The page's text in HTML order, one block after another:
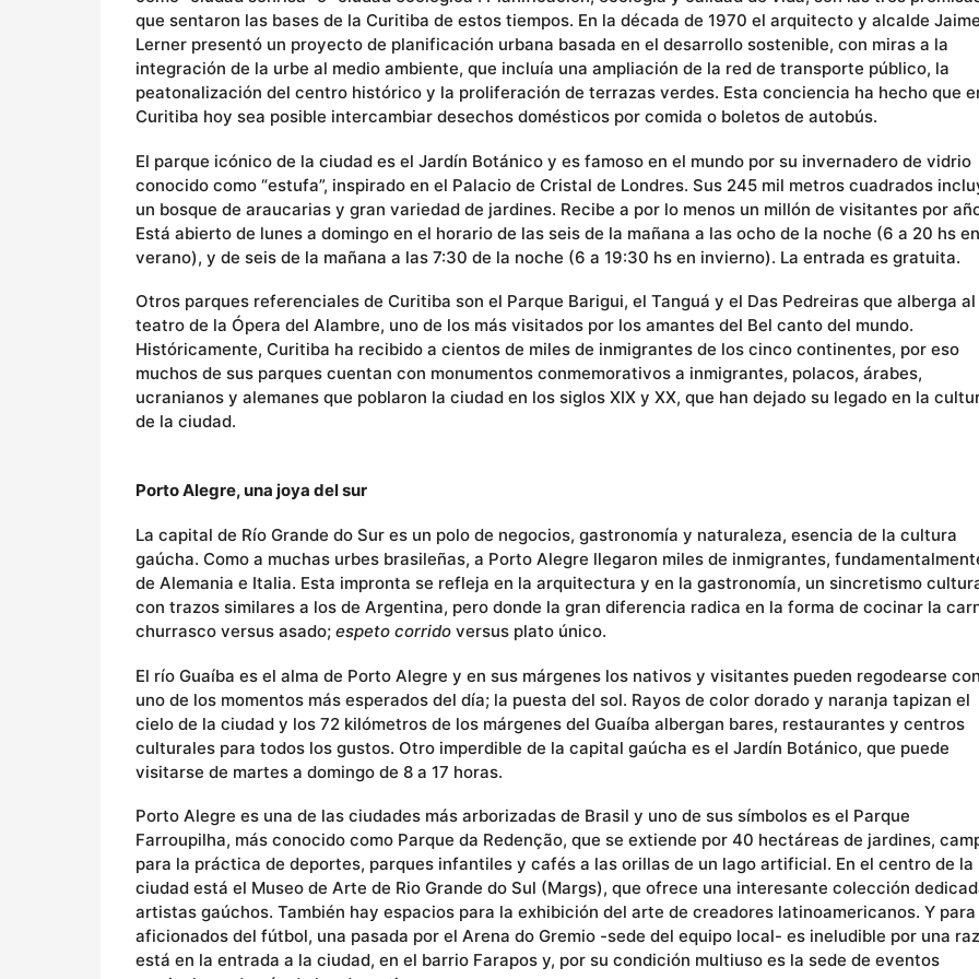
que sentaron las bases de la Curitiba de estos tiempos. En la década de 1970 el arquitecto y alcalde Jaime
Lerner presentó un proyecto de planificación urbana basada en el desarrollo sostenible, con miras a la
integración de la urbe al medio ambiente, que incluía una ampliación de la red de transporte público, la
peatonalización del centro histórico y la proliferación de terrazas verdes. Esta conciencia ha hecho que
Curitiba hoy sea posible intercambiar desechos domésticos por comida o boletos de autobús.
El parque icónico de la ciudad es el Jardín Botánico y es famoso en el mundo por su invernadero de vidrio
conocido como “estufa”, inspirado en el Palacio de Cristal de Londres. Sus 245 mil metros cuadrados
un bosque de araucarias y gran variedad de jardines. Recibe a por lo menos un millón de visitantes por
Está abierto de lunes a domingo en el horario de las seis de la mañana a las ocho de la noche (6 a 20 hs en
verano), y de seis de la mañana a las 7:30 de la noche (6 a 19:30 hs en invierno). La entrada es gratuita.
Otros parques referenciales de Curitiba son el Parque Barigui, el Tanguá y el Das Pedreiras que alberga al
teatro de la Ópera del Alambre, uno de los más visitados por los amantes del Bel canto del mundo.
Históricamente, Curitiba ha recibido a cientos de miles de inmigrantes de los cinco continentes, por eso
muchos de sus parques cuentan con monumentos conmemorativos a inmigrantes, polacos, árabes,
ucranianos y alemanes que poblaron la ciudad en los siglos XIX y XX, que han dejado su legado en la
de la ciudad.
Porto Alegre, una joya del sur
La capital de Río Grande do Sur es un polo de negocios, gastronomía y naturaleza, esencia de la cultura
gaúcha. Como a muchas urbes brasileñas, a Porto Alegre llegaron miles de inmigrantes,
de Alemania e Italia. Esta impronta se refleja en la arquitectura y en la gastronomía, un sincretismo
con trazos similares a los de Argentina, pero donde la gran diferencia radica en la forma de cocinar la
churrasco versus asado; espeto corrido versus plato único.
El río Guaíba es el alma de Porto Alegre y en sus márgenes los nativos y visitantes pueden regodearse con
uno de los momentos más esperados del día; la puesta del sol. Rayos de color dorado y naranja tapizan el
cielo de la ciudad y los 72 kilómetros de los márgenes del Guaíba albergan bares, restaurantes y centros
culturales para todos los gustos. Otro imperdible de la capital gaúcha es el Jardín Botánico, que puede
visitarse de martes a domingo de 8 a 17 horas.
Porto Alegre es una de las ciudades más arborizadas de Brasil y uno de sus símbolos es el Parque
Farroupilha, más conocido como Parque da Redenção, que se extiende por 40 hectáreas de jardines,
para la práctica de deportes, parques infantiles y cafés a las orillas de un lago artificial. En el centro de la
ciudad está el Museo de Arte de Rio Grande do Sul (Margs), que ofrece una interesante colección
artistas gaúchos. También hay espacios para la exhibición del arte de creadores latinoamericanos. Y para
aficionados del fútbol, una pasada por el Arena do Gremio -sede del equipo local- es ineludible por una
está en la entrada a la ciudad, en el barrio Farapos y, por su condición multiuso es la sede de eventos